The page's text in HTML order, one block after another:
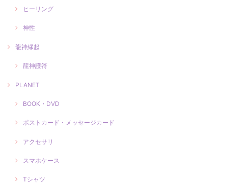
ヒーリング
神性
龍神縁起
龍神護符
PLANET
BOOK・DVD
ポストカード・メッセージカード
アクセサリ
スマホケース
Tシャツ